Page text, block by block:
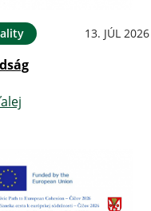
13. JÚL 2026